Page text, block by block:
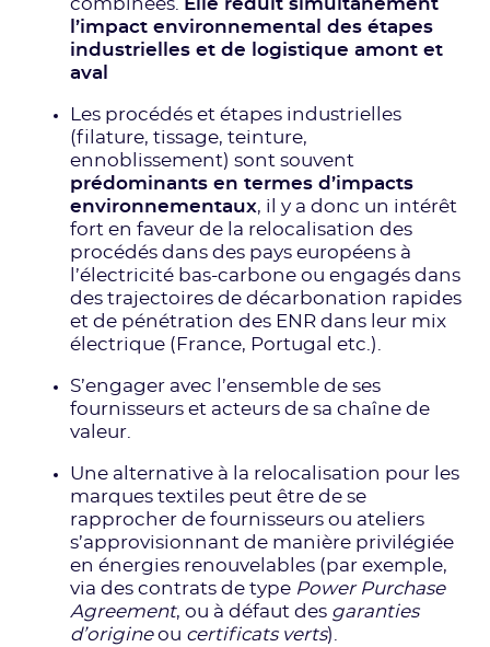
combinées. Elle réduit simultanément
l’impact environnemental des étapes
industrielles et de logistique amont et
aval
Les procédés et étapes industrielles
(filature, tissage, teinture,
ennoblissement) sont souvent
prédominants en termes d’impacts
environnementaux, il y a donc un intérêt
fort en faveur de la relocalisation des
procédés dans des pays européens à
l’électricité bas-carbone ou engagés dans
des trajectoires de décarbonation rapides
et de pénétration des ENR dans leur mix
électrique (France, Portugal etc.).
S’engager avec l’ensemble de ses
fournisseurs et acteurs de sa chaîne de
valeur.
Une alternative à la relocalisation pour les
marques textiles peut être de se
rapprocher de fournisseurs ou ateliers
s’approvisionnant de manière privilégiée
en énergies renouvelables (par exemple,
via des contrats de type Power Purchase
Agreement, ou à défaut des garanties
d’origineou certificats verts).